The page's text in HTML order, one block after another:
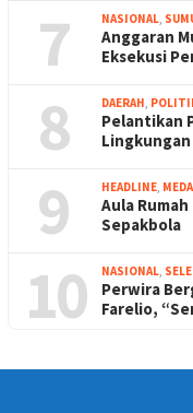
7 NASIONAL,
Anggaran
Eksekusi
8 DAERAH,
Pelantikan
9 HEADLINE,
Aula
Sepakbola
10 NASIONAL,
Perwira
Farelio,